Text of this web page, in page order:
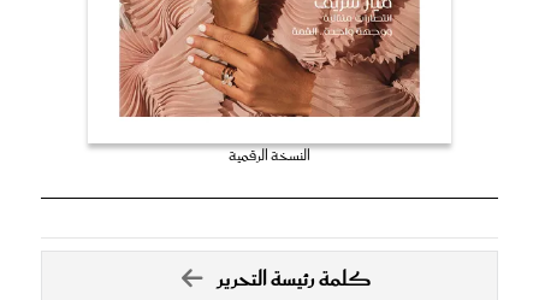
النسخة الرقمية
كلمة رئيسة التحرير